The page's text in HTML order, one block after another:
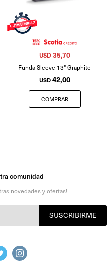
Funda Sleeve 13" Graphite
USD 42,00
USD 35,70

comunidad
novedades y ofertas!
SUSCRIBIRME